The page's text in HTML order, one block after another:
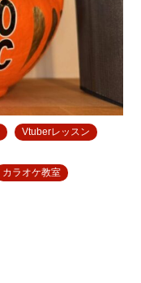
Vtuberレッスン
カラオケ教室